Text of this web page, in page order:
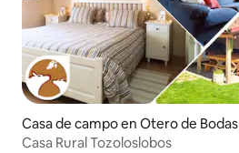
Casa de campo en Otero de Bodas
Casa Rural Tozoloslobos